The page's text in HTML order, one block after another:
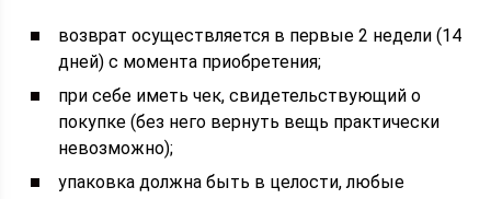
возврат осуществляется в первые 2 недели (14
дней) с момента приобретения;
при себе иметь чек, свидетельствующий о
покупке (без него вернуть вещь практически
невозможно);
упаковка должна быть в целости, любые